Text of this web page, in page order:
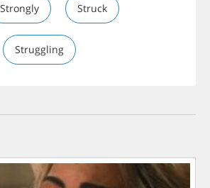
Strongly Struck
Struggling